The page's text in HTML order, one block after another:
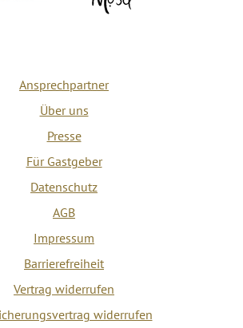
Ansprechpartner
Über uns
Presse
Für Gastgeber
Datenschutz
AGB
Impressum
Barrierefreiheit
Vertrag widerrufen
widerrufen